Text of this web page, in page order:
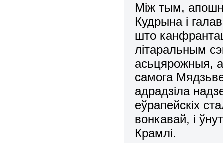
Між тым,
Кудрына і
што
літаральным
асьцярожныя,
самога
адрадзіла
еўрапейскіх
вонкавай, і
Крамлі.